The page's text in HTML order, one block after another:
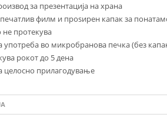
за презентација на храна
филм и проѕирен капак за
не протекува
употреба во микробранова печка (без
рокот до 5 дена
целосно прилагодување